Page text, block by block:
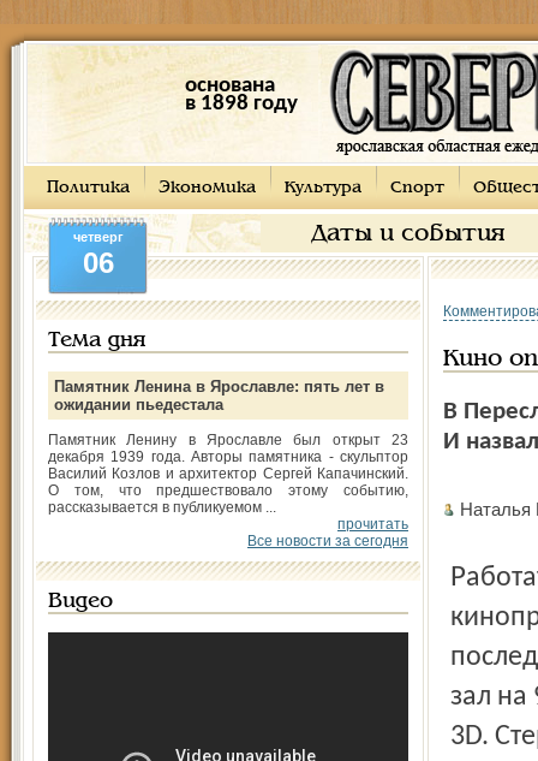
основана
в 1898 году
Политика Экономика Культура Спорт
Даты и события
четверг
06
Тема дня
Памятник Ленина в Ярославле: пять лет в
ожидании пьедестала
Памятник Ленину в Ярославле был открыт 23
декабря 1939 года. Авторы памятника - скульптор
Василий Козлов и архитектор Сергей Капачинский.
О том, что предшествовало этому событию,
рассказывается в публикуемом ...
прочитать
Все новости за сегодня
Видео
Кино
В
И
Работать новый кинотеатр начал с показа новейших
зал на
3D.